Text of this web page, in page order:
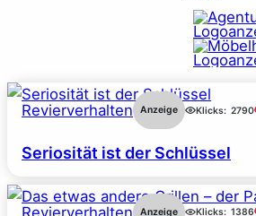
Revierverhalten Anzeige Klicks: 2790
Seriosität ist der Schlüssel
Revierverhalten Anzeige Klicks: 1386